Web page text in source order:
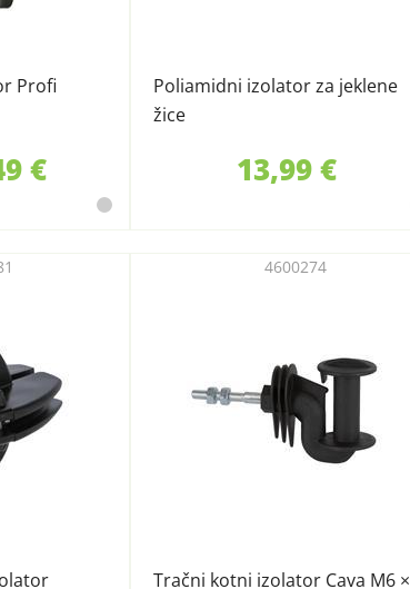
Profi
€
Poliamidni izolator za jeklene
žice
13,99 €
Tračni kotni izolator Cava M6 ×
4600274